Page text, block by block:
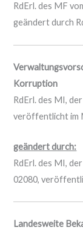
RdErl. des MF
geändert durch
Korruption
RdErl. des MI,
veröffentlicht im
geändert durch:
RdErl. des MI,
02080,
Landesweite